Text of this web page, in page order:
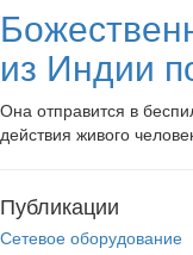
из Индии
Она отправится в
действия живого
Публикации
Сетевое оборудование